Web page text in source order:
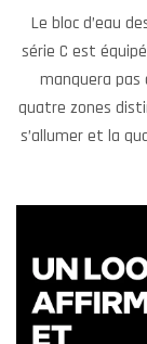
Le bloc d’eau des
série C est
manquera pas
quatre zones
s’allumer et la